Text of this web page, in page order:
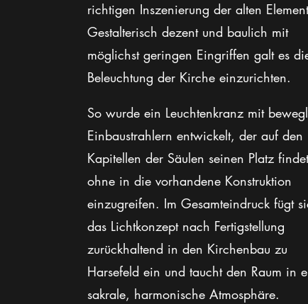
richtigen Inszenierung der alten
Gestalterisch dezent und baulich mit
möglichst geringen Eingriffen galt es
Beleuchtung der Kirche einzurichten.
So wurde ein Leuchtenkranz mit
Einbaustrahlern entwickelt, der auf den
Kapitellen der Säulen seinen Platz
ohne in die vorhandene Konstruktion
einzugreifen. Im Gesamteindruck fügt
das Lichtkonzept nach Fertigstellung
zurückhaltend in den Kirchenbau zu
Harsefeld ein und taucht den Raum in
sakrale, harmonische Atmosphäre.